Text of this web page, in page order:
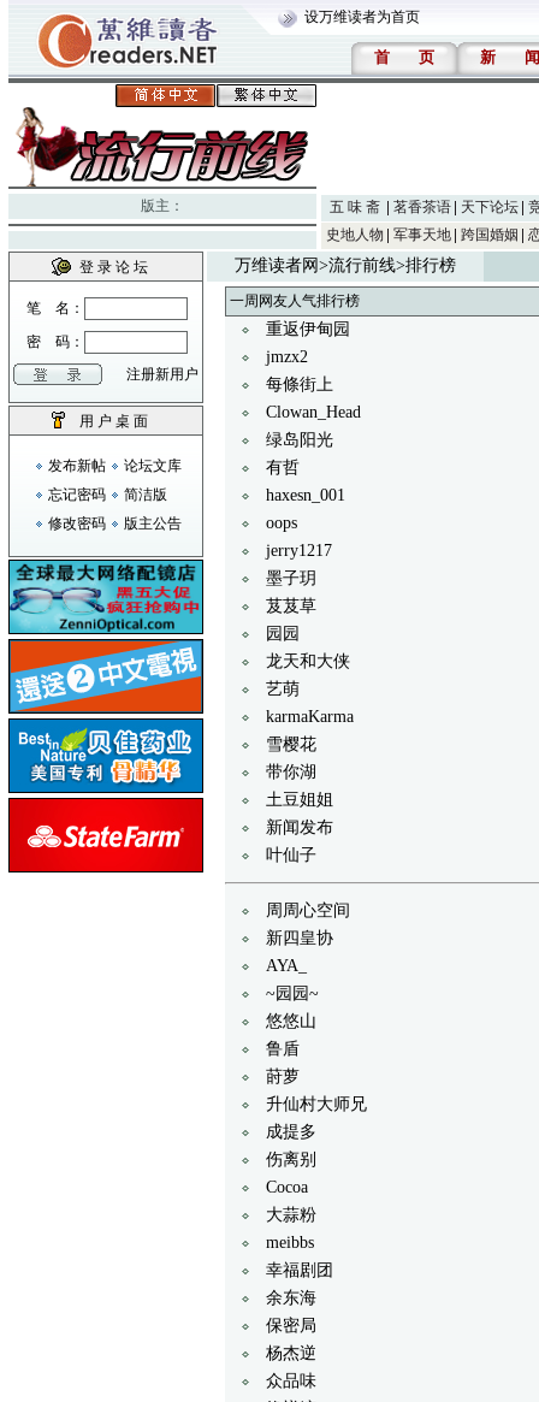
设万维读者为首页
首 页 新 闻
版主： 五 味 斋 茗香茶语 天下论坛
史地人物
军事天地 跨国婚姻
登 录 论 坛
笔 名：
密 码：
注册新用户
用 户 桌 面
发布新帖
论坛文库
忘记密码
简洁版
修改密码
版主公告
万维读者网 >流行前线>排行榜
一周网友人气排行榜
重返伊甸园
jmzx2
每條街上
Clowan_Head
绿岛阳光
有哲
haxesn_001
oops
jerry1217
墨子玥
芨芨草
园园
龙天和大侠
艺萌
karmaKarma
雪樱花
带你湖
土豆姐姐
新闻发布
叶仙子
周周心空间
新四皇协
AYA_
~园园~
悠悠山
鲁盾
莳萝
升仙村大师兄
成提多
伤离别
Cocoa
大蒜粉
meibbs
幸福剧团
余东海
保密局
杨杰逆
众品味